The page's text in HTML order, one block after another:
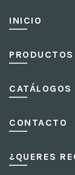
INICIO
PRODUCTOS
CATÁLOGOS
CONTACTO
¿QUERES